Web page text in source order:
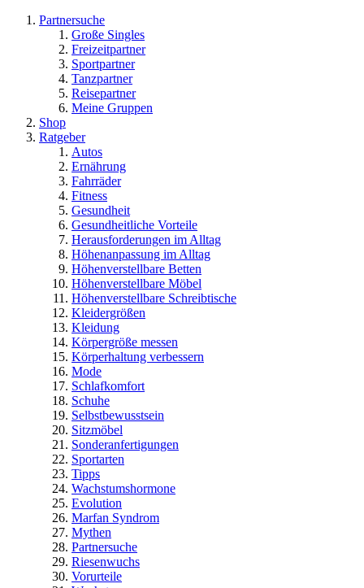
Partnersuche
Große Singles
Freizeitpartner
Sportpartner
Tanzpartner
Reisepartner
Meine Gruppen
Shop
Ratgeber
Autos
Ernährung
Fahrräder
Fitness
Gesundheit
Gesundheitliche Vorteile
Herausforderungen im Alltag
Höhenanpassung im Alltag
Höhenverstellbare Betten
Höhenverstellbare Möbel
Höhenverstellbare Schreibtische
Kleidergrößen
Kleidung
Körpergröße messen
Körperhaltung verbessern
Mode
Schlafkomfort
Schuhe
Selbstbewusstsein
Sitzmöbel
Sonderanfertigungen
Sportarten
Tipps
Wachstumshormone
Evolution
Marfan Syndrom
Mythen
Partnersuche
Riesenwuchs
Vorurteile